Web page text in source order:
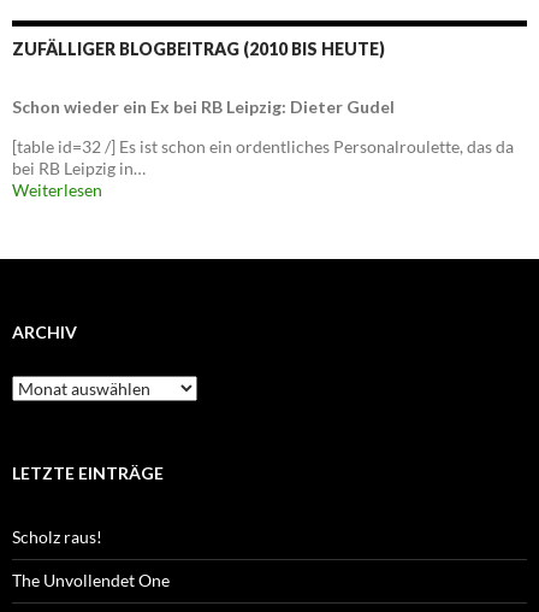
ZUFÄLLIGER BLOGBEITRAG (2010 BIS HEUTE)
Schon wieder ein Ex bei RB Leipzig: Dieter Gudel
[table id=32 /] Es ist schon ein ordentliches Personalroulette, das da
bei RB Leipzig in…
Weiterlesen
ARCHIV
Archiv
LETZTE EINTRÄGE
Scholz raus!
The Unvollendet One